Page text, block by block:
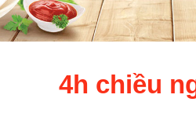
4h chiều